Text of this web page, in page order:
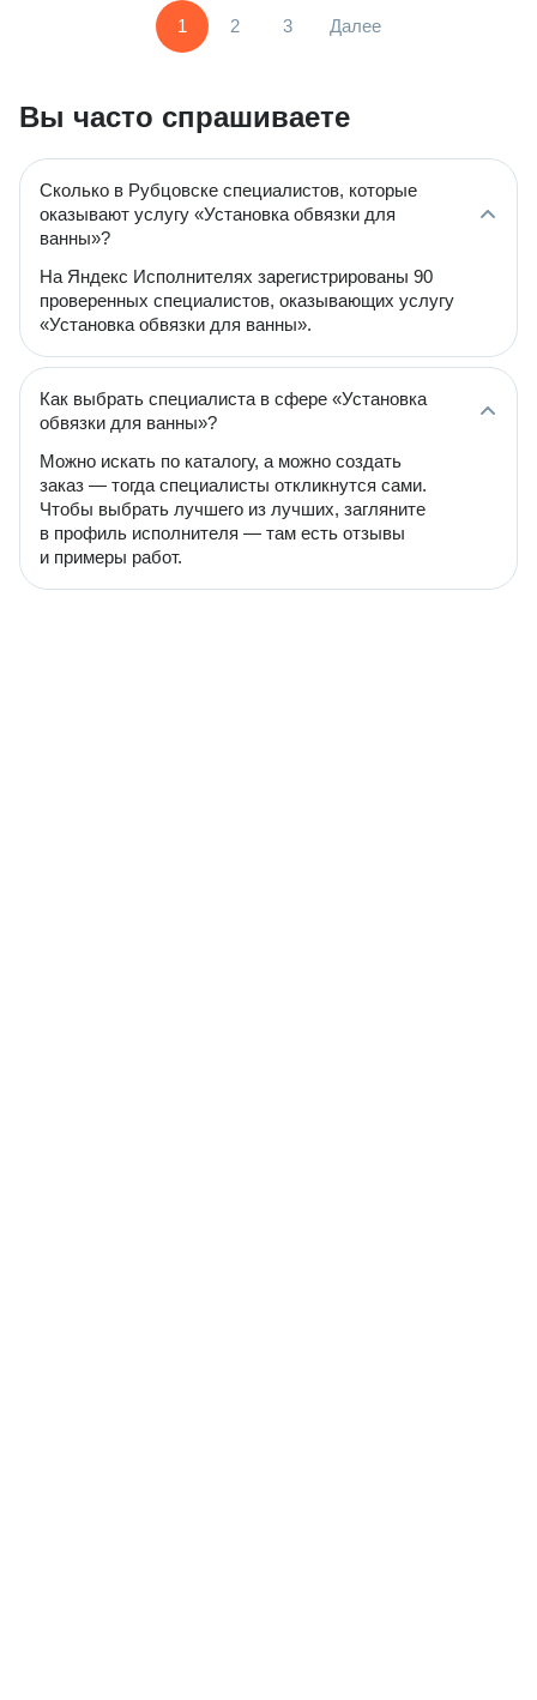
1 2 3 Далее
Вы часто спрашиваете
Сколько в Рубцовске специалистов, которые
оказывают услугу «Установка обвязки для
ванны»?
На Яндекс Исполнителях зарегистрированы 90
проверенных специалистов, оказывающих услугу
«Установка обвязки для ванны».
Как выбрать специалиста в сфере «Установка
обвязки для ванны»?
Можно искать по каталогу, а можно создать
заказ — тогда специалисты откликнутся сами.
Чтобы выбрать лучшего из лучших, загляните
в профиль исполнителя — там есть отзывы
и примеры работ.